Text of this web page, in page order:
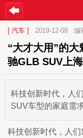
[ 汽车 ] 2019-12-09 编
“大才大用”的
驰GLB SUV上
科技创新时代，人
SUV车型的家庭需
科技创新时代，人们